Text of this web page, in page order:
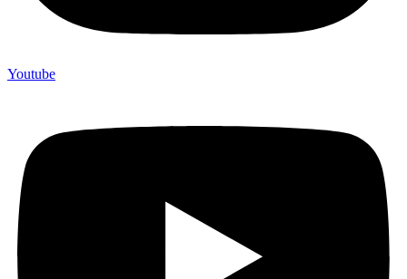
Youtube